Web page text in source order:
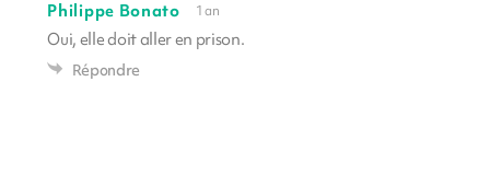
Philippe Bonato 1 an
Oui, elle doit aller en prison.
Répondre